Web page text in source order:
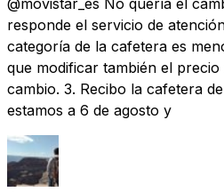
responde el servicio de
categoría de la cafetera es
que modificar también el
cambio. 3. Recibo la cafetera
estamos a 6 de agosto y